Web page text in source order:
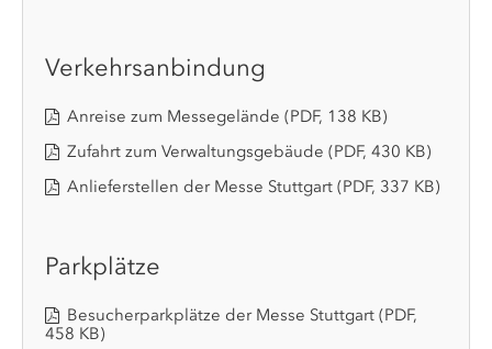
Verkehrsanbindung
Anreise zum Messegelände (PDF, 138 KB)
Zufahrt zum Verwaltungsgebäude (PDF, 430 KB)
Anlieferstellen der Messe Stuttgart (PDF, 337 KB)
Parkplätze
Besucherparkplätze der Messe Stuttgart (PDF,
458 KB)